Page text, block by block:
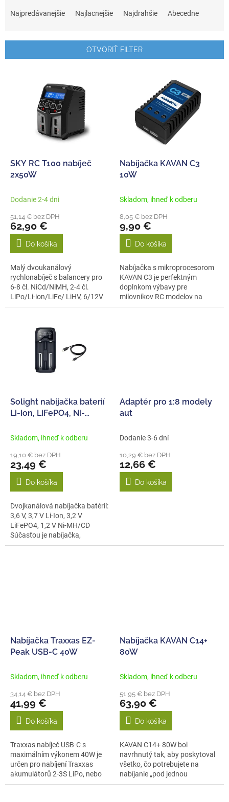
i
o
Najpredávanejšie Najlacnejšie Najdrahšie Abecedne
OTVORIŤ FILTER
d
u
SKY RC T100 nabíječ
2x50W
Dodanie 2-4 dni
51,14 € bez DPH
62,90 €
Do košíka
Malý dvoukanálový
rychlonabíječ s balancery pro
6-8 čl. NiCd/NiMH, 2-4 čl.
LiPo/Li-ion/LiFe/ LiHV, 6/12V
Pb a...
Nabíjačka KAVAN C3
10W
Skladom, ihneď k odberu
8,05 € bez DPH
9,90 €
Do košíka
Nabíjačka s mikroprocesorom
KAVAN C3 je perfektným
doplnkom výbavy pre
milovníkov RC modelov na
napájanie Li-poly...
Solight nabíjačka baterií
Li-Ion, LiFePO4, Ni-
2000mA, 2 kanály, LCD
Skladom, ihneď k odberu
19,10 € bez DPH
23,49 €
Do košíka
Dvojkanálová nabíjačka batérií:
3,6 V, 3,7 V Li-Ion, 3,2 V
LiFePO4, 1,2 V Ni-MH/CD
Súčasťou je nabíjačka,
nabíjací...
Adaptér pro 1:8 modely
aut
Dodanie 3-6 dní
10,29 € bez DPH
12,66 €
Do košíka
Nabíjačka Traxxas EZ-
Peak USB-C 40W
Skladom, ihneď k odberu
34,14 € bez DPH
41,99 €
Do košíka
Traxxas nabíječ USB-C s
maximálním výkonem 40W je
určen pro nabíjení Traxxas
akumulátorů 2-3S LiPo, nebo
NiMH...
Nabíjačka KAVAN C14+
80W
Skladom, ihneď k odberu
51,95 € bez DPH
63,90 €
Do košíka
KAVAN C14+ 80W bol
navrhnutý tak, aby poskytoval
všetko, čo potrebujete na
nabíjanie „pod jednou
strechou“, vrátane...